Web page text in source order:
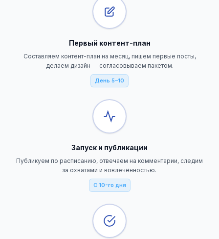
Первый контент-план
Составляем контент-план на месяц, пишем первые посты,
делаем дизайн — согласовываем пакетом.
День 5–10
Запуск и публикации
Публикуем по расписанию, отвечаем на комментарии, следим
за охватами и вовлечённостью.
С 10-го дня